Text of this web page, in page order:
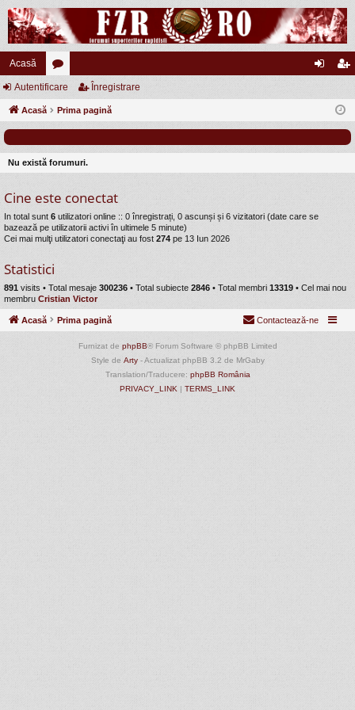
Acasă
or
u
uri
eg
Autentificare Înregistrare
Acasă Prima pagină
Nu există forumuri.
Cine este conectat
In total sunt 6 utilizatori online :: 0 înregistrați, 0 ascunși și 6 vizitatori (date care se
bazează pe utilizatorii activi în ultimele 5 minute)
Cei mai mulţi utilizatori conectaţi au fost 274 pe 13 Iun 2026
Statistici
891 visits • Total mesaje 300236 • Total subiecte 2846 • Total membri 13319 • Cel mai nou
membru Cristian Victor
Acasă Prima pagină Contactează-ne
Furnizat de phpBB® Forum Software © phpBB Limited
Style de Arty- Actualizat phpBB 3.2 de MrGaby
Translation/Traducere: phpBB România
PRIVACY_LINK | TERMS_LINK